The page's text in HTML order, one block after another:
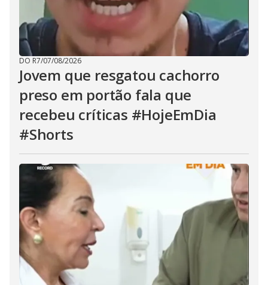
DO R7/07/08/2026
Jovem que resgatou cachorro
preso em portão fala que
recebeu críticas #HojeEmDia
#Shorts